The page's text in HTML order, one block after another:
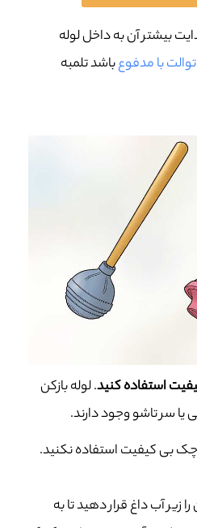
بیشتر آن به داخل لوله
با مدفوعباشد تلمبه
استفاده کنید. لوله بازکن
سر تاشو وجود دارند.
بی کیفیت استفاده نکنید.
زیر آب داغ قرار دهید تا به